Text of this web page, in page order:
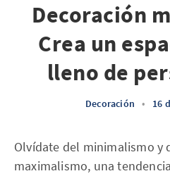
Decoración
Crea un
lleno de
Decoración • 16
Olvídate del minimalismo y
maximalismo, una